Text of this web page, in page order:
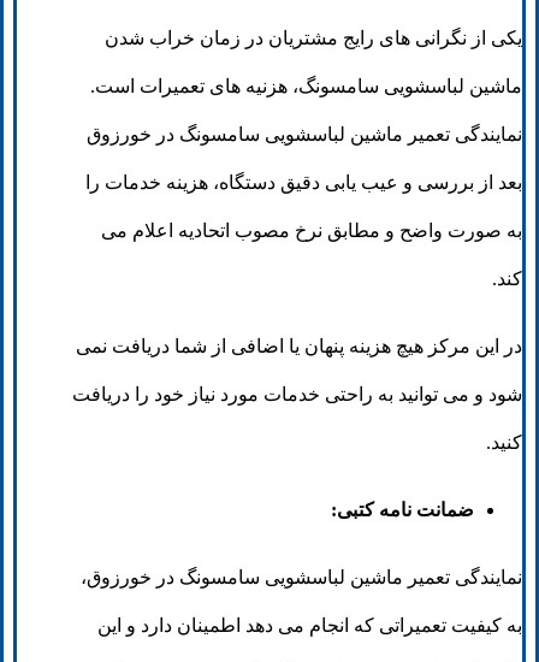
یکی از نگرانی های رایج مشتریان در زمان خراب شدن
ماشین لباسشویی سامسونگ، هزنیه های تعمیرات است.
نمایندگی تعمیر ماشین لباسشویی سامسونگ در خورزوق
بعد از بررسی و عیب یابی دقیق دستگاه، هزینه خدمات را
به صورت واضح و مطابق نرخ مصوب اتحادیه اعلام می
کند.
در این مرکز هیچ هزینه پنهان یا اضافی از شما دریافت نمی
شود و می توانید به راحتی خدمات مورد نیاز خود را دریافت
کنید.
ضمانت نامه کتبی:
نمایندگی تعمیر ماشین لباسشویی سامسونگ در خورزوق،
به کیفیت تعمیراتی که انجام می دهد اطمینان دارد و این